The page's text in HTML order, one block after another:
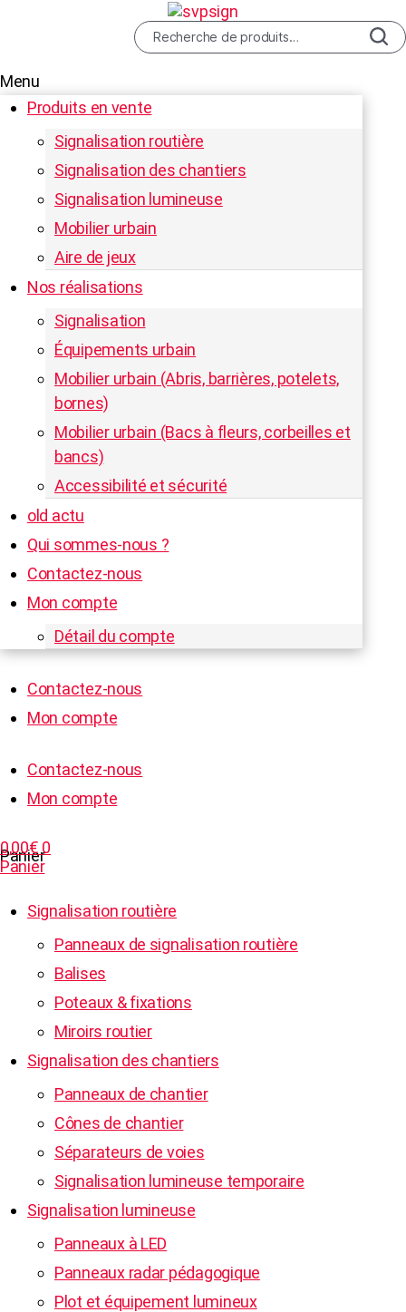
Menu
Produits en vente
Signalisation routière
Signalisation des chantiers
Signalisation lumineuse
Mobilier urbain
Aire de jeux
Nos réalisations
Signalisation
Équipements urbain
Mobilier urbain (Abris, barrières, potelets,
bornes)
Mobilier urbain (Bacs à fleurs, corbeilles et
bancs)
Accessibilité et sécurité
old actu
Qui sommes-nous ?
Contactez-nous
Mon compte
Détail du compte
Contactez-nous
Mon compte
Contactez-nous
Mon compte
Panier
0,00€ 0
Panier
Signalisation routière
Panneaux de signalisation routière
Balises
Poteaux & fixations
Miroirs routier
Signalisation des chantiers
Panneaux de chantier
Cônes de chantier
Séparateurs de voies
Signalisation lumineuse temporaire
Signalisation lumineuse
Panneaux à LED
Panneaux radar pédagogique
Plot et équipement lumineux